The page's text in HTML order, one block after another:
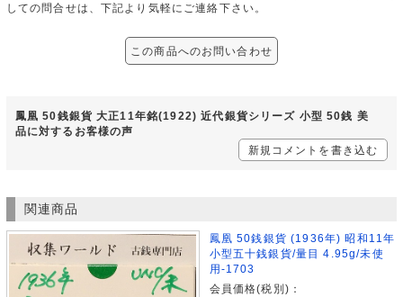
しての問合せは、下記より気軽にご連絡下さい。
この商品へのお問い合わせ
鳳凰 50銭銀貨 大正11年銘(1922) 近代銀貨シリーズ 小型 50銭 美
品に対するお客様の声
新規コメントを書き込む
関連商品
鳳凰 50銭銀貨 (1936年) 昭和11年
小型五十銭銀貨/量目 4.95g/未使
用-1703
会員価格(税別)：